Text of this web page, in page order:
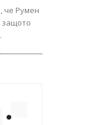
че Румен
защото